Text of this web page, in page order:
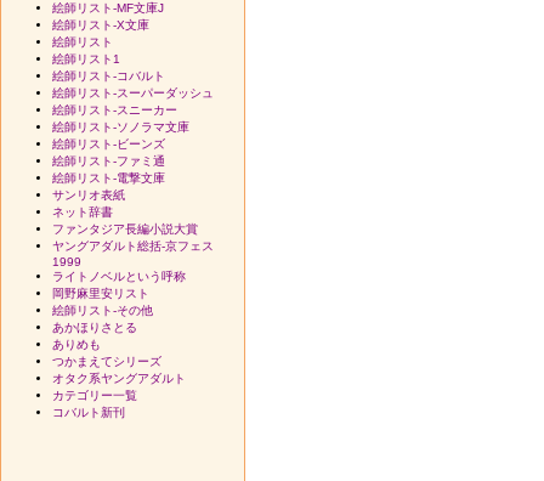
絵師リスト-MF文庫J
絵師リスト-X文庫
絵師リスト
絵師リスト1
絵師リスト-コバルト
絵師リスト-スーパーダッシュ
絵師リスト-スニーカー
絵師リスト-ソノラマ文庫
絵師リスト-ビーンズ
絵師リスト-ファミ通
絵師リスト-電撃文庫
サンリオ表紙
ネット辞書
ファンタジア長編小説大賞
ヤングアダルト総括-京フェス
1999
ライトノベルという呼称
岡野麻里安リスト
絵師リスト-その他
あかほりさとる
ありめも
つかまえてシリーズ
オタク系ヤングアダルト
カテゴリー一覧
コバルト新刊